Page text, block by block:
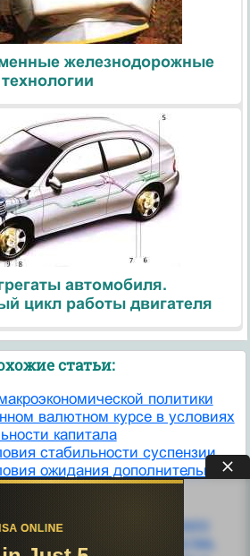
железнодорожные
технологии
автомобиля.
цикл работы двигателя
статьи:
политики
валютном курсе в условиях
капитала
стабильности суспензии
ожидания дополнительных
концепции гражданского
гражданского общества.